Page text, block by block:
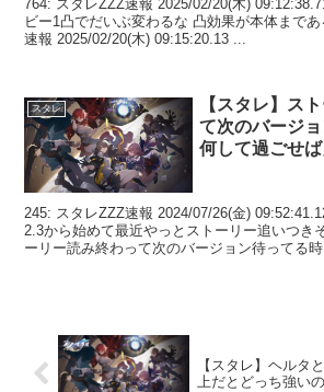
764: スタレZZZ速報 2025/02/20(木)
ビー1凸でだいぶ変わるな 凸効果が本体まで
速報 2025/02/20(木) 09:15:20.13 ...
スタレ
【スタレ】ス
て次のバージ
何して過ごせ
245: スタレZZZ速報 2024/07/26(金)
2.3から始めて最近やっとストーリー追いつき
ーリー読み終わって次のバージョン待ってる時
【スタレ】ヘルタ
上だとどっち強い